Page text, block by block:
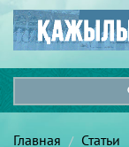
Главная Статьи